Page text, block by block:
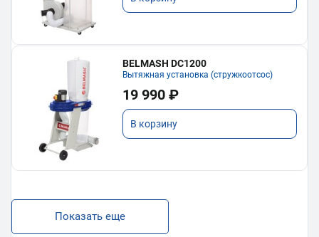
BELMASH DC1200
Вытяжная установка (стружкоотсос)
19 990 ₽
В корзину
Показать еще